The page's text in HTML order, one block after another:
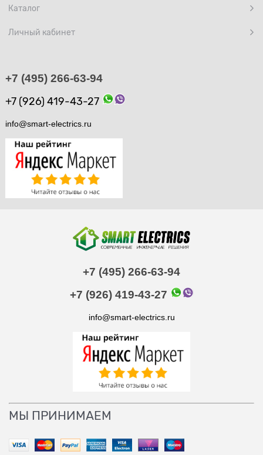
Каталог
Личный кабинет
+7 (495) 266-63-94
+7 (926) 419-43-27
info@smart-electrics.ru
+7 (495) 266-63-94
+7 (926) 419-43-27
info@smart-electrics.ru
МЫ ПРИНИМАЕМ